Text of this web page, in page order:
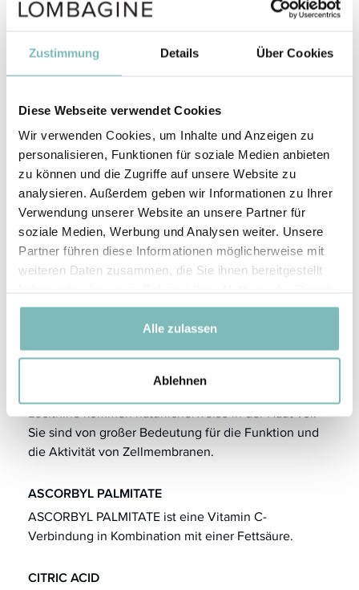
Zustimmung Details Über Cookies
Diese Webseite verwendet Cookies
Wir verwenden Cookies, um Inhalte und Anzeigen zu
personalisieren, Funktionen für soziale Medien anbieten
zu können und die Zugriffe auf unsere Website zu
analysieren. Außerdem geben wir Informationen zu Ihrer
Verwendung unserer Website an unsere Partner für
soziale Medien, Werbung und Analysen weiter. Unsere
Partner führen diese Informationen möglicherweise mit
weiteren Daten zusammen, die Sie ihnen bereitgestellt
gesammelt haben.
Alle zulassen
Ablehnen
Tocotrienole, die dieselbe biologische Aktivität
fettlösliches Antioxidans ist Vitamin E ein effektiver
Radikalfänger und ein ausgesprochener Hautschützer.
RETINYL PALMITATE ist ein Palmitinsäureester des
Retinols, also von Vitamin A1, das sich durch
wissenschaftlich gut belegte Anti-ageing
Eigenschaften einen Namen gemacht hat.
mehr erfahren
TOCOPHEROL
Zellmembran von Mensch und Tier und spielt als
wichtigstes fettlösliches Antioxidans eine
wesentliche Rolle als Hautschützer.mehr erfahren
Lecithine kommen natürlicherweise in der Haut vor.
Sie sind von großer Bedeutung für die Funktion und
die Aktivität von Zellmembranen.
ASCORBYL PALMITATE
ASCORBYL PALMITATE ist eine Vitamin C-
Verbindung in Kombination mit einer Fettsäure.
CITRIC ACID